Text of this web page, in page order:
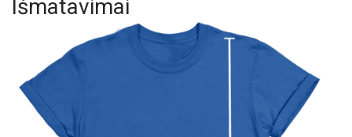
Išmatavimai